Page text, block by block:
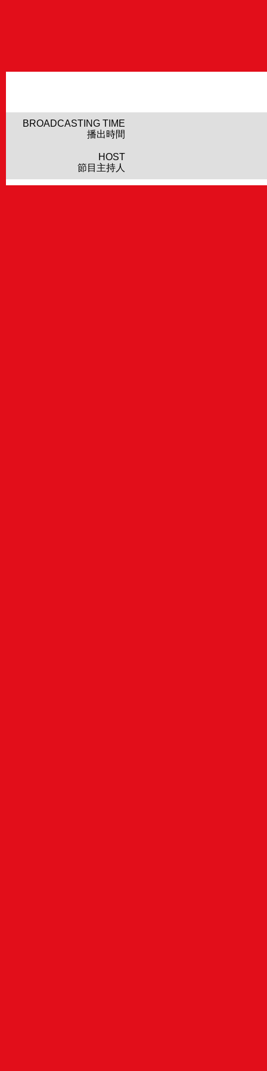
BROADCASTING TIME
播出時間
HOST
節目主持人